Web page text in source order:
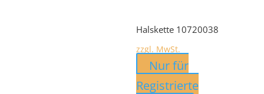
Halskette 10720038
zzgl. MwSt.
Nur für
Registrierte